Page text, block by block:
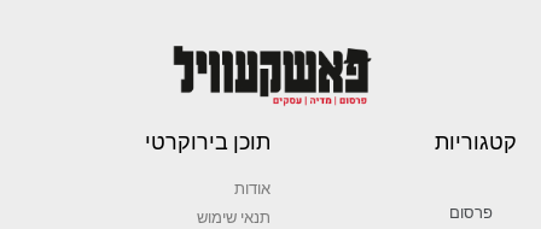
קטגוריות
פרסום
תוכן בירוקרטי
אודות
תנאי שימוש